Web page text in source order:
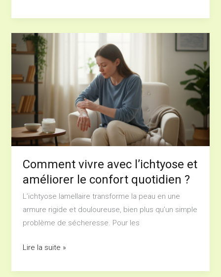
Comment vivre avec l’ichtyose et
améliorer le confort quotidien ?
L’ichtyose lamellaire transforme la peau en une
armure rigide et douloureuse, bien plus qu’un simple
problème de sécheresse. Pour les
Comment
vivre
avec
l’ichtyose
améliorer
confort
quotidien
?
Lire la suite »